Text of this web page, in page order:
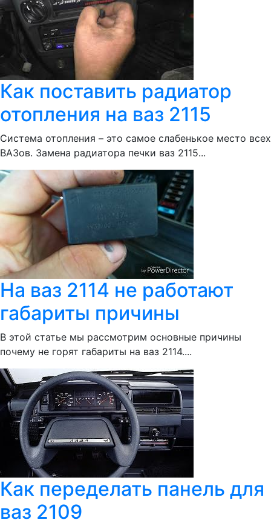
Как поставить радиатор
отопления на ваз 2115
Система отопления – это самое слабенькое место всех
ВАЗов. Замена радиатора печки ваз 2115...
На ваз 2114 не работают
габариты причины
В этой статье мы рассмотрим основные причины
почему не горят габариты на ваз 2114....
Как переделать панель для
ваз 2109